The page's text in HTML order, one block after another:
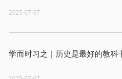
2025-07-07